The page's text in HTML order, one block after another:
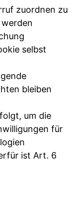
zuordnen zu
selbst
bleiben
um die
für
ist Art. 6